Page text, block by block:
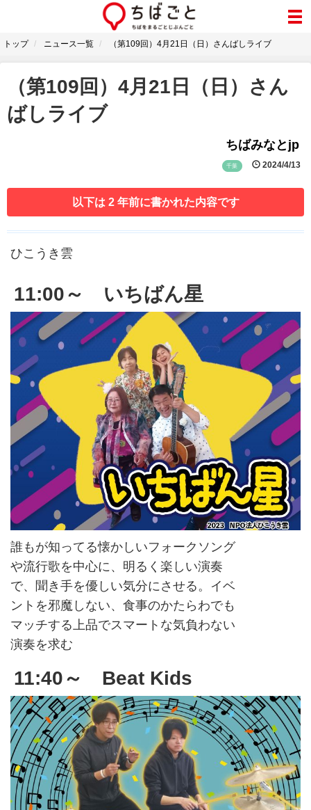
トップ ニュース一覧 （第109回）4月21日（日）さんばしライブ
（第109回）4月21日（日）さん
ばしライブ
ちばみなとjp
千葉 2024/4/13
以下は 2 年前に書かれた内容です
ひこうき雲
11:00～ いちばん星
誰もが知ってる懐かしいフォークソング
や流行歌を中心に、明るく楽しい演奏
で、聞き手を優しい気分にさせる。イベ
ントを邪魔しない、食事のかたらわでも
マッチする上品でスマートな気負わない
演奏を求む
11:40～ Beat Kids